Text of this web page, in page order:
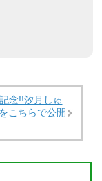
念!!汐月しゅ
こちらで公開